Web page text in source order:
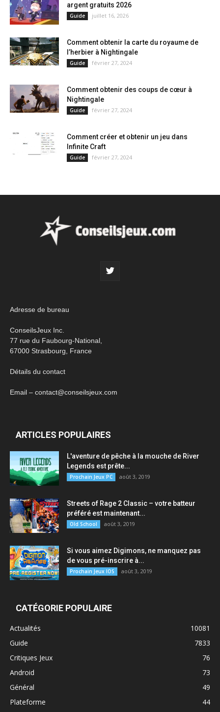
argent gratuits 2026
Guide juillet 16, 2026
Comment obtenir la carte du royaume de
l’herbier à Nightingale
Guide février 27, 2024
Comment obtenir des coups de cœur à
Nightingale
Guide février 27, 2024
Comment créer et obtenir un jeu dans
Infinite Craft
Guide février 27, 2024
Adresse de bureau
ConseilsJeux Inc.
77 rue du Faubourg-National,
67000 Strasbourg, France
Détails du contact
Email – contact@conseilsjeux.com
ARTICLES POPULAIRES
L'aventure de pêche à la mouche de River
Legends est prête...
Prochain Jeux PC août 3, 2019
Streets of Rage 2 Classic – votre batteur
préféré est maintenant...
Old School août 3, 2019
Si vous aimez Digimons, ne manquez pas
de vous pré-inscrire à...
Prochain Jeux IOS août 3, 2019
CATÉGORIE POPULAIRE
Actualités
10081
Guide
7833
Critiques Jeux
76
Android
73
Général
49
Plateforme
44